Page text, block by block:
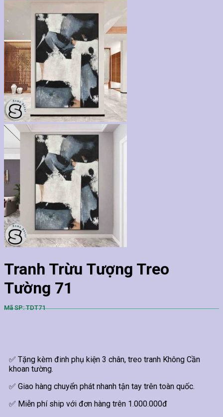
Tranh Trừu Tượng Treo
Tường 71
Mã SP: TDT71
✅ Tặng kèm đinh phụ kiện 3 chân, treo tranh Không Cần
khoan tường.
✅ Giao hàng chuyển phát nhanh tận tay trên toàn quốc.
✅ Miễn phí ship với đơn hàng trên 1.000.000đ